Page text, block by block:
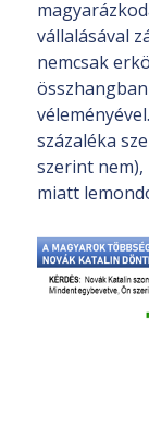
vállalásával
nemcsak
százaléka
szerint
miatt